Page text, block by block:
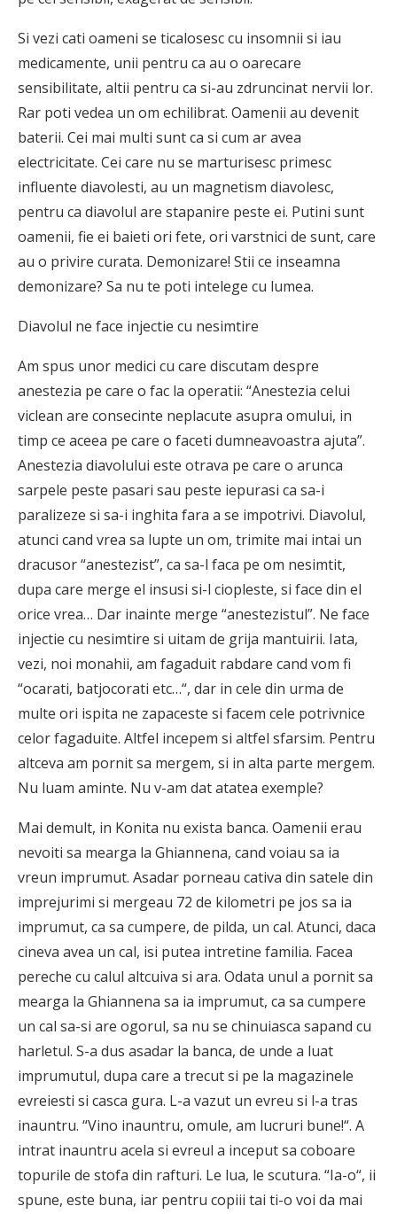
Si vezi cati oameni se ticalosesc cu insomnii si iau
medicamente, unii pentru ca au o oarecare
sensibilitate, altii pentru ca si-au zdruncinat nervii lor.
Rar poti vedea un om echilibrat. Oamenii au devenit
baterii. Cei mai multi sunt ca si cum ar avea
electricitate. Cei care nu se marturisesc primesc
influente diavolesti, au un magnetism diavolesc,
pentru ca diavolul are stapanire peste ei. Putini sunt
oamenii, fie ei baieti ori fete, ori varstnici de sunt, care
au o privire curata. Demonizare! Stii ce inseamna
demonizare? Sa nu te poti intelege cu lumea.
Diavolul ne face injectie cu nesimtire
Am spus unor medici cu care discutam despre
anestezia pe care o fac la operatii: “Anestezia celui
viclean are consecinte neplacute asupra omului, in
timp ce aceea pe care o faceti dumneavoastra ajuta”.
Anestezia diavolului este otrava pe care o arunca
sarpele peste pasari sau peste iepurasi ca sa-i
paralizeze si sa-i inghita fara a se impotrivi. Diavolul,
atunci cand vrea sa lupte un om, trimite mai intai un
dracusor “anestezist”, ca sa-l faca pe om nesimtit,
dupa care merge el insusi si-l ciopleste, si face din el
orice vrea… Dar inainte merge “anestezistul”. Ne face
injectie cu nesimtire si uitam de grija mantuirii. Iata,
vezi, noi monahii, am fagaduit rabdare cand vom fi
“ocarati, batjocorati etc…“, dar in cele din urma de
multe ori ispita ne zapaceste si facem cele potrivnice
celor fagaduite. Altfel incepem si altfel sfarsim. Pentru
altceva am pornit sa mergem, si in alta parte mergem.
Nu luam aminte. Nu v-am dat atatea exemple?
Mai demult, in Konita nu exista banca. Oamenii erau
nevoiti sa mearga la Ghiannena, cand voiau sa ia
vreun imprumut. Asadar porneau cativa din satele din
imprejurimi si mergeau 72 de kilometri pe jos sa ia
imprumut, ca sa cumpere, de pilda, un cal. Atunci, daca
cineva avea un cal, isi putea intretine familia. Facea
pereche cu calul altcuiva si ara. Odata unul a pornit sa
mearga la Ghiannena sa ia imprumut, ca sa cumpere
un cal sa-si are ogorul, sa nu se chinuiasca sapand cu
harletul. S-a dus asadar la banca, de unde a luat
imprumutul, dupa care a trecut si pe la magazinele
evreiesti si casca gura. L-a vazut un evreu si l-a tras
inauntru. “Vino inauntru, omule, am lucruri bune!“. A
intrat inauntru acela si evreul a inceput sa coboare
topurile de stofa din rafturi. Le lua, le scutura. “Ia-o“, ii
spune, este buna, iar pentru copiii tai ti-o voi da mai